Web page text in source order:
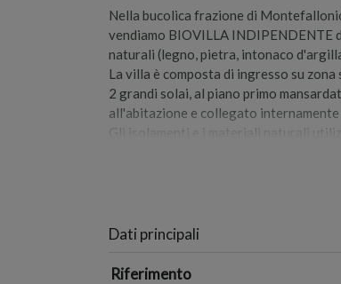
Nella bucolica frazione di
vendiamo BIOVILLA INDIPENDENTE
naturali (legno, pietra, intonaco
La villa è composta di ingresso su
2 grandi solai, al piano primo
all'abitazione e collegato
Gli isolamenti e i materiali naturali
La villa dispone, tra le altre cose, di
(per il riscaldamento, il ricircolo
piovana.
Dati principali
Riferimento